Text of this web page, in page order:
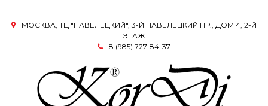
МОСКВА, ТЦ "ПАВЕЛЕЦКИЙ", 3-Й ПАВЕЛЕЦКИЙ ПР., ДОМ 4, 2-Й
ЭТАЖ
8 (985) 727-84-37